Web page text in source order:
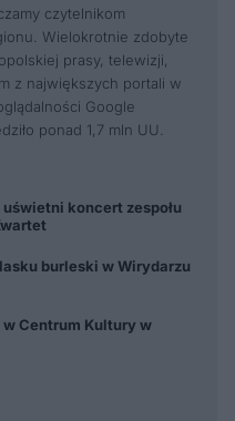
czytelnikom
Wielokrotnie zdobyte
prasy, telewizji,
z największych portali w
Google
ponad 1,7 mln UU.
koncert zespołu
burleski w Wirydarzu
Centrum Kultury w